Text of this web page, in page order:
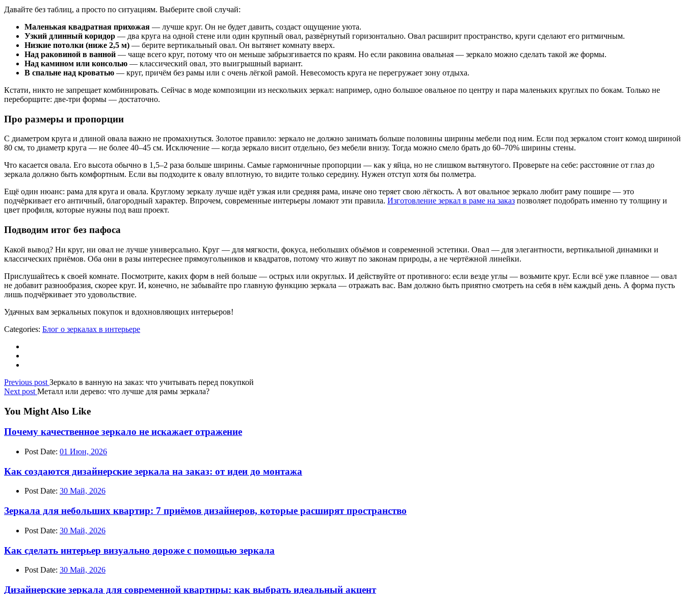
Давайте без таблиц, а просто по ситуациям. Выберите свой случай:
Маленькая квадратная прихожая — лучше круг. Он не будет давить, создаст ощущение уюта.
Узкий длинный коридор — два круга на одной стене или один крупный овал, развёрнутый горизонтально. Овал расширит пространство, круги сделают его ритмичным.
Низкие потолки (ниже 2,5 м) — берите вертикальный овал. Он вытянет комнату вверх.
Над раковиной в ванной — чаще всего круг, потому что он меньше забрызгивается по краям. Но если раковина овальная — зеркало можно сделать такой же формы.
Над камином или консолью — классический овал, это выигрышный вариант.
В спальне над кроватью — круг, причём без рамы или с очень лёгкой рамой. Невесомость круга не перегружает зону отдыха.
Кстати, никто не запрещает комбинировать. Сейчас в моде композиции из нескольких зеркал: например, одно большое овальное по центру и пара маленьких круглых по бокам. Только не
переборщите: две-три формы — достаточно.
Про размеры и пропорции
С диаметром круга и длиной овала важно не промахнуться. Золотое правило: зеркало не должно занимать больше половины ширины мебели под ним. Если под зеркалом стоит комод шириной
80 см, то диаметр круга — не более 40–45 см. Исключение — когда зеркало висит отдельно, без мебели внизу. Тогда можно смело брать до 60–70% ширины стены.
Что касается овала. Его высота обычно в 1,5–2 раза больше ширины. Самые гармоничные пропорции — как у яйца, но не слишком вытянутого. Проверьте на себе: расстояние от глаз до
зеркала должно быть комфортным. Если вы подходите к овалу вплотную, то видите только середину. Нужен отступ хотя бы полметра.
Ещё один нюанс: рама для круга и овала. Круглому зеркалу лучше идёт узкая или средняя рама, иначе оно теряет свою лёгкость. А вот овальное зеркало любит раму пошире — это
подчёркивает его античный, благородный характер. Впрочем, современные интерьеры ломают эти правила. Изготовление зеркал в раме на заказ позволяет подобрать именно ту толщину и
цвет профиля, которые нужны под ваш проект.
Подводим итог без пафоса
Какой вывод? Ни круг, ни овал не лучше универсально. Круг — для мягкости, фокуса, небольших объёмов и современной эстетики. Овал — для элегантности, вертикальной динамики и
классических приёмов. Оба они в разы интереснее прямоугольников и квадратов, потому что живут по законам природы, а не чертёжной линейки.
Прислушайтесь к своей комнате. Посмотрите, каких форм в ней больше — острых или округлых. И действуйте от противного: если везде углы — возьмите круг. Если всё уже плавное — овал
не добавит разнообразия, скорее круг. И, конечно, не забывайте про главную функцию зеркала — отражать вас. Вам должно быть приятно смотреть на себя в нём каждый день. А форма пусть
лишь подчёркивает это удовольствие.
Удачных вам зеркальных покупок и вдохновляющих интерьеров!
Categories: Блог о зеркалах в интерьере
Previous post Зеркало в ванную на заказ: что учитывать перед покупкой
Next post Металл или дерево: что лучше для рамы зеркала?
You Might Also Like
Почему качественное зеркало не искажает отражение
Post Date: 01 Июн, 2026
Как создаются дизайнерские зеркала на заказ: от идеи до монтажа
Post Date: 30 Май, 2026
Зеркала для небольших квартир: 7 приёмов дизайнеров, которые расширят пространство
Post Date: 30 Май, 2026
Как сделать интерьер визуально дороже с помощью зеркала
Post Date: 30 Май, 2026
Дизайнерские зеркала для современной квартиры: как выбрать идеальный акцент